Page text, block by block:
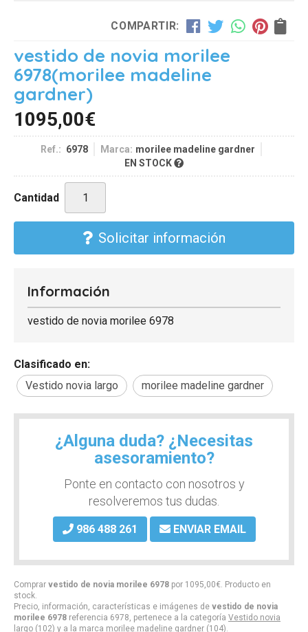
COMPARTIR:
vestido de novia morilee
6978(morilee madeline
gardner)
1095,00€
Ref.: 6978 Marca: morilee madeline gardner
EN STOCK
Cantidad
Solicitar información
Comprar vestido de novia morilee 6978 por 1095,00€. Producto en
stock.
Precio, información, características e imágenes de vestido de novia
morilee 6978 referencia 6978, pertenece a la categoría Vestido novia
largo (102) y a la marca morilee madeline gardner (104).
Información
vestido de novia morilee 6978
Clasificado en:
Vestido novia largo
morilee madeline gardner
¿Alguna duda? ¿Necesitas
asesoramiento?
Ponte en contacto con nosotros y
resolveremos tus dudas.
986 488 261 ENVIAR EMAIL